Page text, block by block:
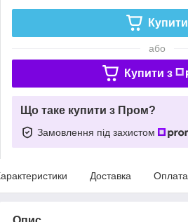
Купити
або
Купити з
Що таке купити з Пром?
Замовлення під захистом
Доставка Оплата